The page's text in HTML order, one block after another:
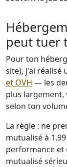
peut tuer
Pour ton
site), j'ai réalisé
et OVH — les
plus largement,
selon ton
La règle : ne
mutualisé à
performance et
mutualisé